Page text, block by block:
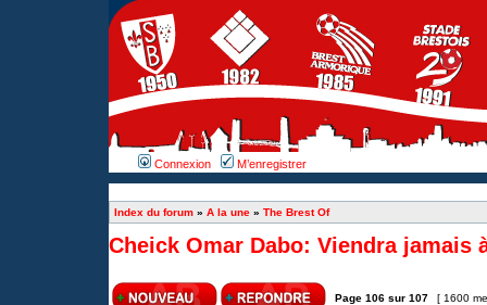
Connexion M’enregistrer
Index du forum » A la une » The Brest Of
Cheick Omar Dabo: Viendra jamais
Page 106 sur 107 [ 1600